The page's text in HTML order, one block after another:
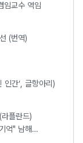
임교수 역임
(번역)
간’, 글항아리)
플란드)
억" 남해